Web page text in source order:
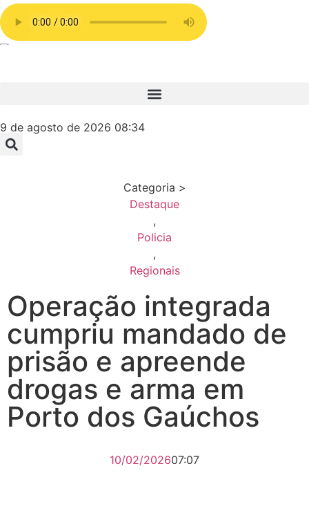
9 de agosto de 2026 08:34
Categoria >
Destaque
,
Policia
,
Regionais
Operação integrada
cumpriu mandado de
prisão e apreende
drogas e arma em
Porto dos Gaúchos
10/02/202607:07